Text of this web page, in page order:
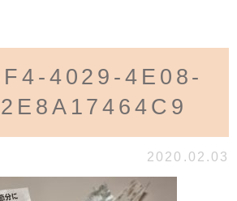
4029-4E08-
2020.02.03